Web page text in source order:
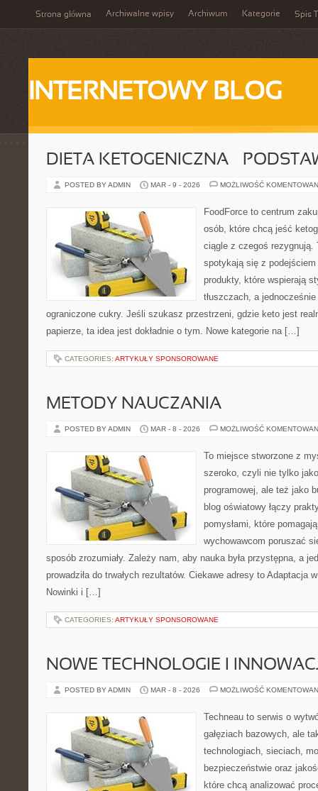
Strona główna Archiwalne wpisy Archiwum Kategorie Spis
INTERNETOWY BLOG
DIETA KETOGENICZNA –
POSTED BY ADMIN MAR - 9 - 2026 MOŻLIWOŚĆ
FoodForce to centrum
osób, które chcą jeść
ciągle z czegoś
spotykają się z
produkty, które wspierają
tłuszczach, a
ograniczone cukry. Jeśli szukasz przestrzeni, gdzie keto jest
papierze, ta idea jest dokładnie o tym. Nowe kategorie na […]
CATEGORIES: ARTYKUŁY SPONSOROWANE
METODY NAUCZANIA
POSTED BY ADMIN MAR - 8 - 2026 MOŻLIWOŚĆ
To miejsce stworzone z
szeroko, czyli nie tylko
programowej, ale też jako
blog oświatowy łączy
pomysłami, które
wychowawcom poruszać
sposób zrozumiały. Zależy nam, aby nauka była przystępna, a
prowadziła do trwałych rezultatów. Ciekawe adresy to Adaptacja
Nowinki i […]
CATEGORIES: ARTYKUŁY SPONSOROWANE
NOWE TECHNOLOGIE I
POSTED BY ADMIN MAR - 8 - 2026 MOŻLIWOŚĆ
Techneau to serwis o
gałęziach bazowych, ale
technologiach, sieciach,
bezpieczeństwie oraz
które chcą analizować